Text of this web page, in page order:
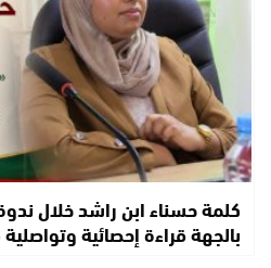
كلمة حسناء ابن راشد خلال
بالجهة قراءة إحصائية